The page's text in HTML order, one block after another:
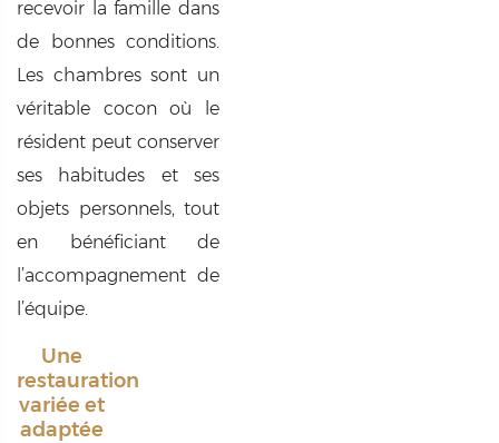
recevoir la famille dans
de bonnes conditions.
Les chambres sont un
véritable cocon où le
résident peut conserver
ses habitudes et ses
objets personnels, tout
en bénéficiant de
l’accompagnement de
l’équipe.
Une
restauration
variée et
adaptée